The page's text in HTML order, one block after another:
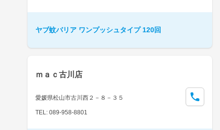
ヤブ蚊バリア ワンプッシュタイプ 120回
ｍａｃ古川店
愛媛県松山市古川西２－８－３５
TEL: 089-958-8801